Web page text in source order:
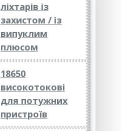
ліхтарів із
захистом / із
випуклим
плюсом
18650
високотокові
для потужних
пристроїв